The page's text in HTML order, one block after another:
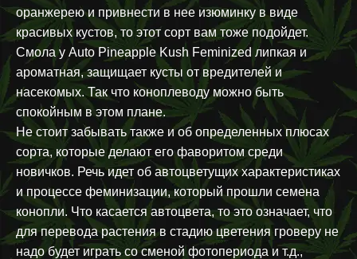
оранжерею и привнести в нее изюминку в виде
красивых кустов, то этот сорт вам тоже подойдет.
Смола у Auto Pineapple Kush Feminized липкая и
ароматная, защищает кусты от вредителей и
насекомых. Так что коноплеводу можно быть
спокойным в этом плане.
Не стоит забывать также и об определенных плюсах
сорта, которые делают его фаворитом среди
новичков. Речь идет об автоцветущих характеристиках
и процессе феминизации, который прошли семена
конопли. Что касается автоцвета, то это означает, что
для перевода растения в стадию цветения гроверу не
надо будет играть со сменой фотопериода и т.д.,